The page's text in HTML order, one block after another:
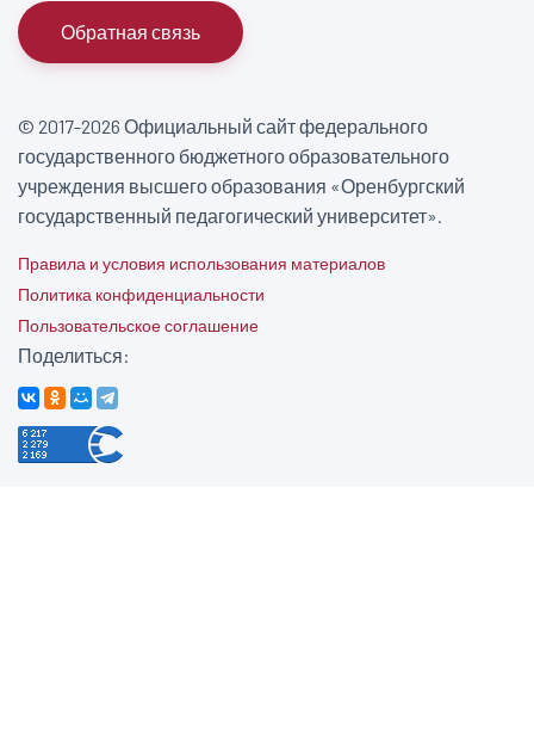
Обратная связь
© 2017-2026 Официальный сайт федерального
государственного бюджетного образовательного
учреждения высшего образования «Оренбургский
государственный педагогический университет».
Правила и условия использования материалов
Политика конфиденциальности
Пользовательское соглашение
Поделиться: